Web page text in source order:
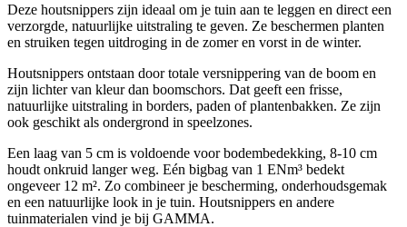
Deze houtsnippers zijn ideaal om je tuin aan te leggen en direct een
verzorgde, natuurlijke uitstraling te geven. Ze beschermen planten
en struiken tegen uitdroging in de zomer en vorst in de winter.
Houtsnippers ontstaan door totale versnippering van de boom en
zijn lichter van kleur dan boomschors. Dat geeft een frisse,
natuurlijke uitstraling in borders, paden of plantenbakken. Ze zijn
ook geschikt als ondergrond in speelzones.
Een laag van 5 cm is voldoende voor bodembedekking, 8-10 cm
houdt onkruid langer weg. Eén bigbag van 1 ENm³ bedekt
ongeveer 12 m². Zo combineer je bescherming, onderhoudsgemak
en een natuurlijke look in je tuin. Houtsnippers en andere
tuinmaterialen vind je bij GAMMA.